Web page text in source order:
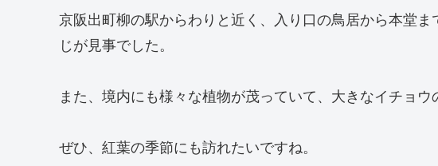
京阪出町柳の駅からわりと近く、入り口の鳥居から本堂
じが見事でした。
また、境内にも様々な植物が茂っていて、大きなイチョウ
ぜひ、紅葉の季節にも訪れたいですね。